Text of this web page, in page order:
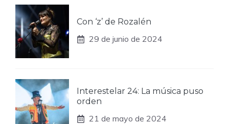
Con ‘z’ de Rozalén
29 de junio de 2024
Interestelar 24: La música puso
orden
21 de mayo de 2024